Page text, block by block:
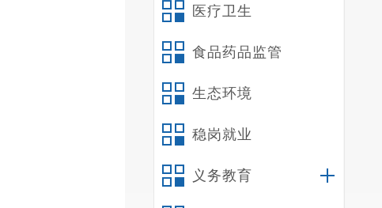
医疗卫生
食品药品监管
生态环境
稳岗就业
义务教育